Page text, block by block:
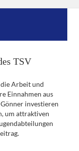
TSV
Arbeit und
Einnahmen aus
investieren
um attraktiven